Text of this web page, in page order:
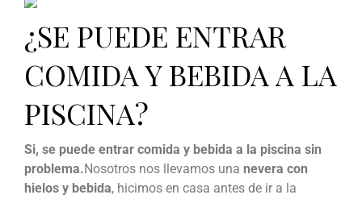
¿SE PUEDE ENTRAR
COMIDA Y BEBIDA A LA
PISCINA?
Si, se puede entrar comida y bebida a la piscina sin
problema.Nosotros nos llevamos una nevera con
hielos y bebida, hicimos en casa antes de ir a la